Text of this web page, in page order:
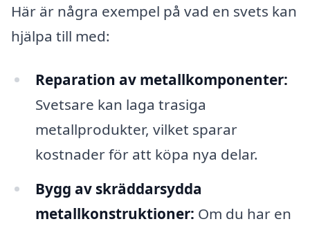
Här är några exempel på vad en svets kan
hjälpa till med:
Reparation av metallkomponenter:
Svetsare kan laga trasiga
metallprodukter, vilket sparar
kostnader för att köpa nya delar.
Bygg av skräddarsydda
metallkonstruktioner: Om du har en